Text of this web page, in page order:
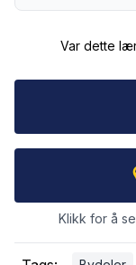
Var dette
Klikk for å